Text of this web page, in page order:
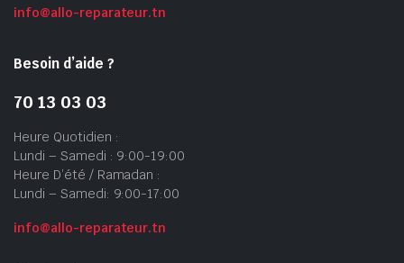
info@allo-reparateur.tn
Besoin d’aide ?
70 13 03 03
Heure Quotidien :
Lundi – Samedi : 9:00-19:00
Heure D’été / Ramadan :
Lundi – Samedi: 9:00-17:00
info@allo-reparateur.tn